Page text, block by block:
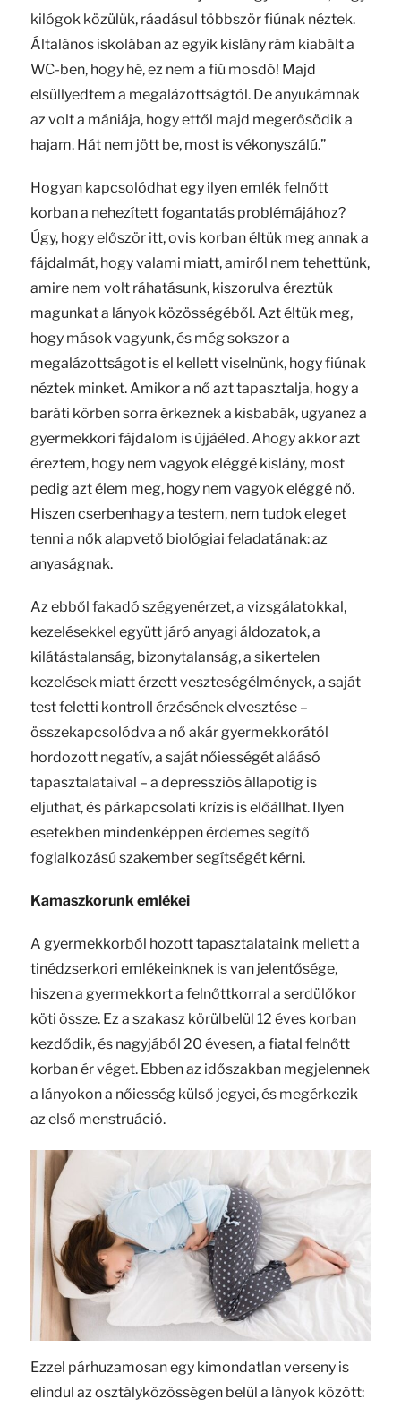
kilógok közülük, ráadásul többször fiúnak néztek.
Általános iskolában az egyik kislány rám kiabált a
WC-ben, hogy hé, ez nem a fiú mosdó! Majd
elsüllyedtem a megalázottságtól. De anyukámnak
az volt a mániája, hogy ettől majd megerősödik a
hajam. Hát nem jött be, most is vékonyszálú.”
Hogyan kapcsolódhat egy ilyen emlék felnőtt
korban a nehezített fogantatás problémájához?
Úgy, hogy először itt, ovis korban éltük meg annak a
fájdalmát, hogy valami miatt, amiről nem tehettünk,
amire nem volt ráhatásunk, kiszorulva éreztük
magunkat a lányok közösségéből. Azt éltük meg,
hogy mások vagyunk, és még sokszor a
megalázottságot is el kellett viselnünk, hogy fiúnak
néztek minket. Amikor a nő azt tapasztalja, hogy a
baráti körben sorra érkeznek a kisbabák, ugyanez a
gyermekkori fájdalom is újjáéled. Ahogy akkor azt
éreztem, hogy nem vagyok eléggé kislány, most
pedig azt élem meg, hogy nem vagyok eléggé nő.
Hiszen cserbenhagy a testem, nem tudok eleget
tenni a nők alapvető biológiai feladatának: az
anyaságnak.
Az ebből fakadó szégyenérzet, a vizsgálatokkal,
kezelésekkel együtt járó anyagi áldozatok, a
kilátástalanság, bizonytalanság, a sikertelen
kezelések miatt érzett veszteségélmények, a saját
test feletti kontroll érzésének elvesztése –
összekapcsolódva a nő akár gyermekkorától
hordozott negatív, a saját nőiességét aláásó
tapasztalataival – a depressziós állapotig is
eljuthat, és párkapcsolati krízis is előállhat. Ilyen
esetekben mindenképpen érdemes segítő
foglalkozású szakember segítségét kérni.
Kamaszkorunk emlékei
A gyermekkorból hozott tapasztalataink mellett a
tinédzserkori emlékeinknek is van jelentősége,
hiszen a gyermekkort a felnőttkorral a serdülőkor
köti össze. Ez a szakasz körülbelül 12 éves korban
kezdődik, és nagyjából 20 évesen, a fiatal felnőtt
korban ér véget. Ebben az időszakban megjelennek
a lányokon a nőiesség külső jegyei, és megérkezik
az első menstruáció.
Ezzel párhuzamosan egy kimondatlan verseny is
elindul az osztályközösségen belül a lányok között: